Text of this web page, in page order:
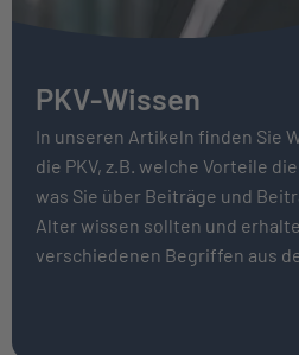
PKV-Wissen
In unseren Artikeln finden Sie
die PKV, z.B. welche Vorteile
was Sie über Bei­träge und
Alter wissen sollten und
verschiedenen Begriffen aus